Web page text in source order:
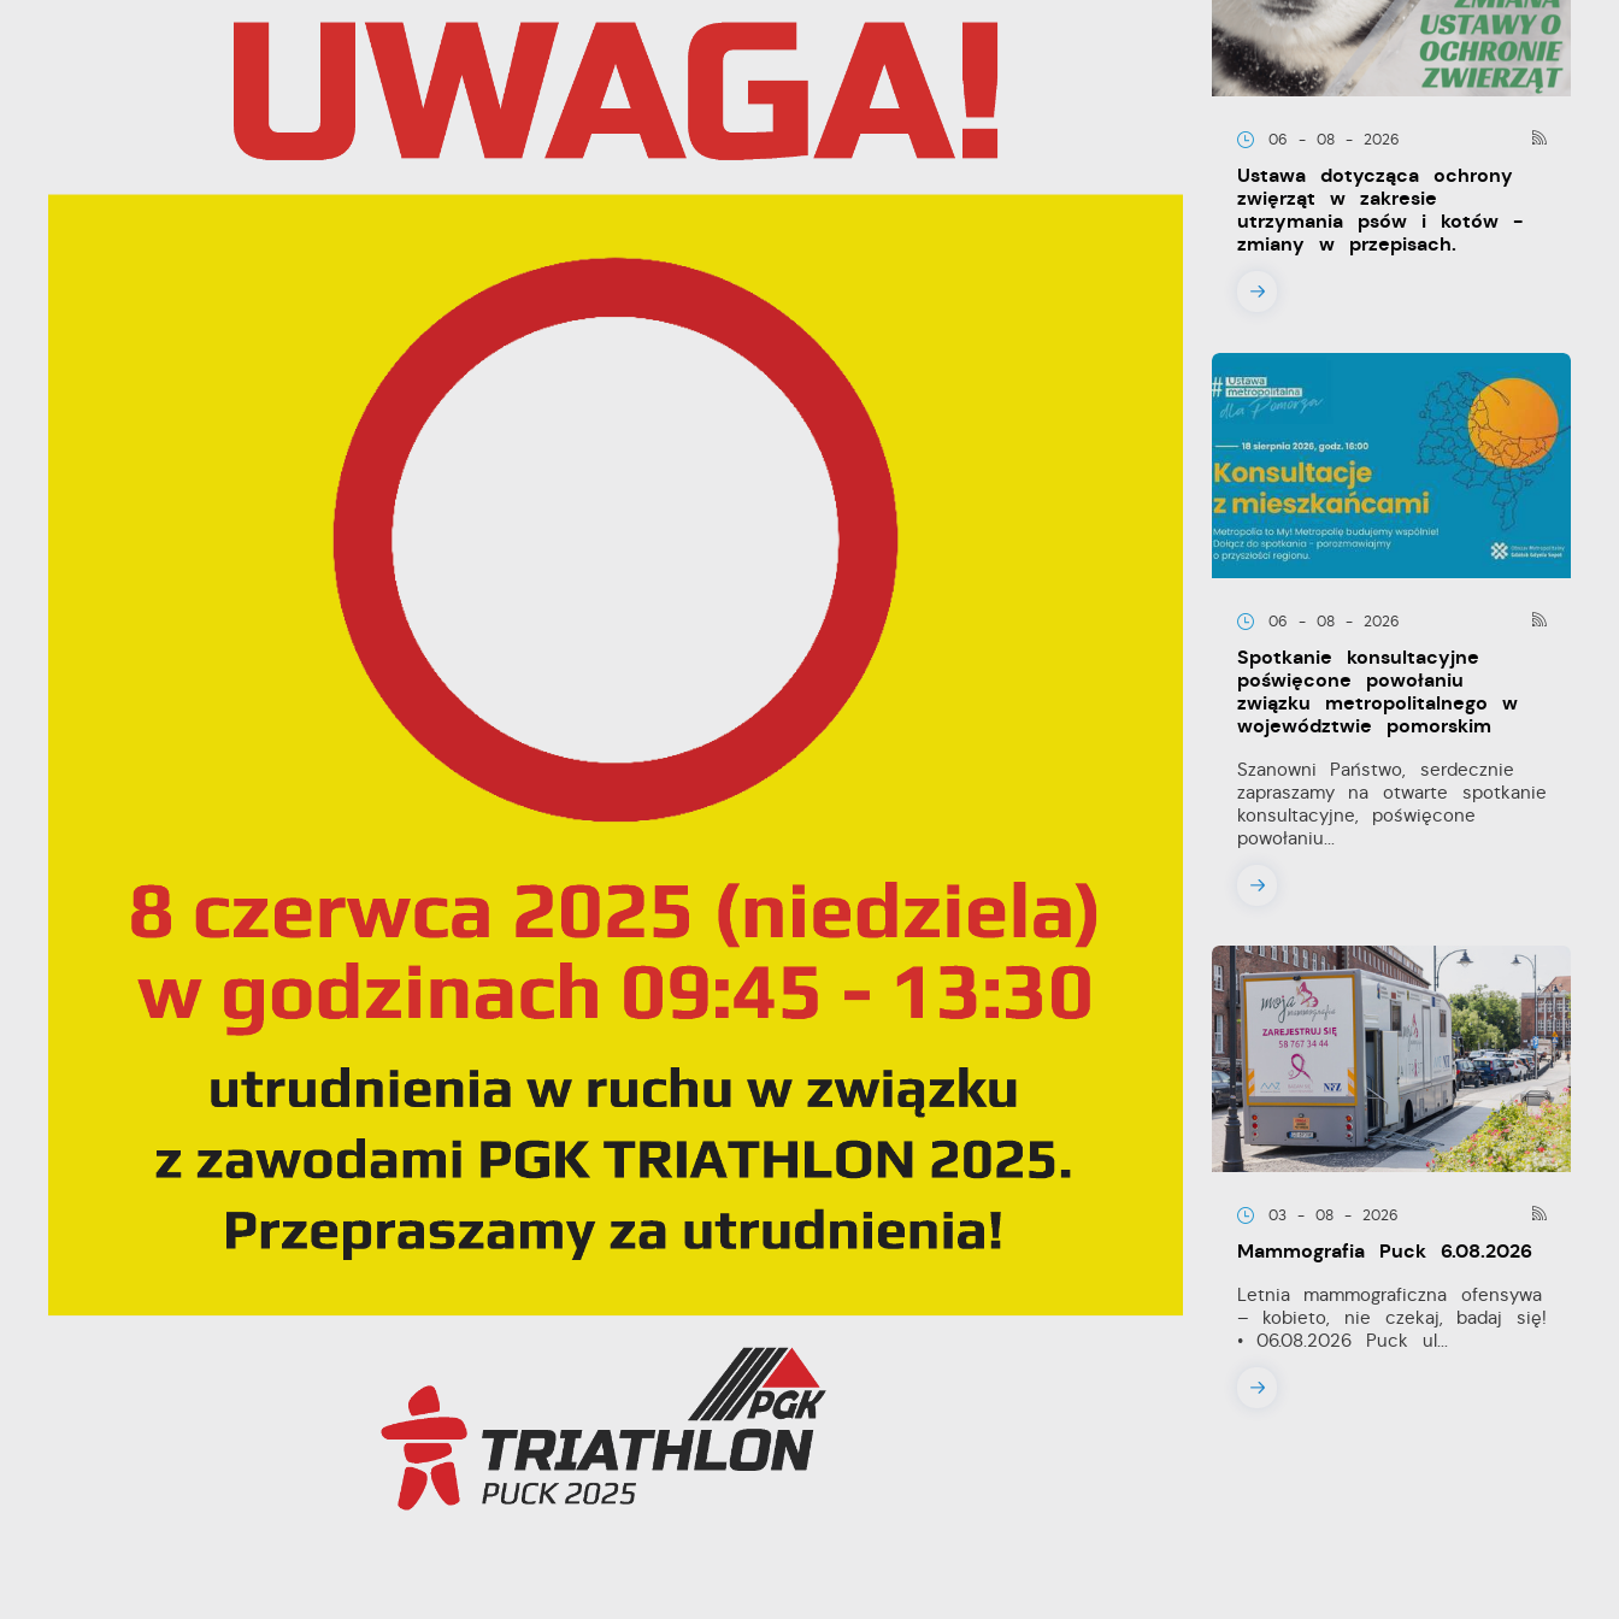
06 - 08 - 2026
Ustawa dotycząca ochrony
zwięrząt w zakresie
utrzymania psów i kotów -
zmiany w przepisach.
06 - 08 - 2026
Spotkanie konsultacyjne
poświęcone powołaniu
związku metropolitalnego w
województwie pomorskim
Szanowni Państwo, serdecznie
zapraszamy na otwarte spotkanie
konsultacyjne, poświęcone
powołaniu...
03 - 08 - 2026
Mammografia Puck 6.08.2026
Letnia mammograficzna ofensywa
– kobieto, nie czekaj, badaj się!
• 06.08.2026 Puck ul...